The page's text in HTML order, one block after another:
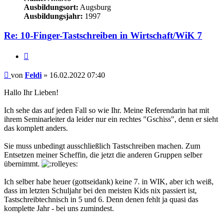
Ausbildungsort: Augsburg
Ausbildungsjahr: 1997
Re: 10-Finger-Tastschreiben in Wirtschaft/WiK 7
Beitrag
von Feldi » 16.02.2022 07:40
Hallo Ihr Lieben!
Ich sehe das auf jeden Fall so wie Ihr. Meine Referendarin hat mit
ihrem Seminarleiter da leider nur ein rechtes "Gschiss", denn er sieht
das komplett anders.
Sie muss unbedingt ausschließlich Tastschreiben machen. Zum
Entsetzen meiner Scheffin, die jetzt die anderen Gruppen selber
übernimmt.
Ich selber habe heuer (gottseidank) keine 7. in WIK, aber ich weiß,
dass im letzten Schuljahr bei den meisten Kids nix passiert ist,
Tastschreibtechnisch in 5 und 6. Denn denen fehlt ja quasi das
komplette Jahr - bei uns zumindest.